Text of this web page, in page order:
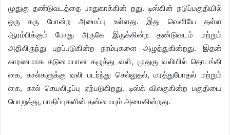
முதுகு தண்டுவடத்தை பாதுகாக்கின் றது. டிஸ்கின் நடுப்பகுதியில்
ஒரு கரு போன்ற அமைப்பு உள்ளது. இது வெளியே தள்ள
ஆரம்பிக்கும் போது அருகே இருக்கின்ற தண்டுவடம் மற்றும்
அதிலிருந்து புறப்படுகின்ற நரம்புகளை அழுத்துகின்றது. இதன்
காரணமாக கடுமையான கழுத்து வலி, முதுகு வலியில் தொடங்கி
கை, கால்களுக்கு வலி படர்ந்து செல்லுதல், மரத்துபோதல் மற்றும்
கை, கால் செயலிழப்பு ஏற்படுகிறது. டிஸ்க் விலகுகின்ற பகுதியை
பொறுத்து, பாதிப்புகளின் தன்மையும் அமைகின்றது.